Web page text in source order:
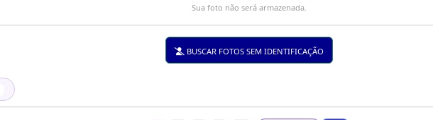
Sua foto não será armazenada.
BUSCAR FOTOS SEM IDENTIFICAÇÃO